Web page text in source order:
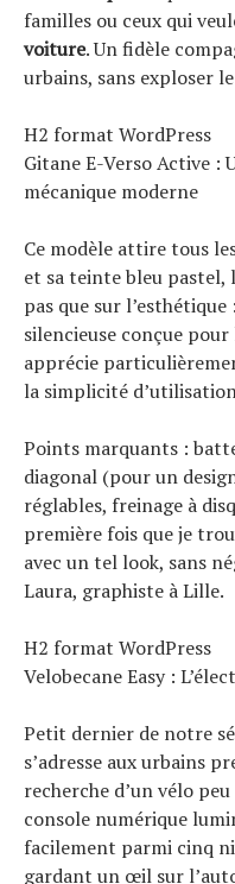
familles ou ceux qui
voiture. Un fidèle
urbains, sans exploser
H2 format WordPress
Gitane E-Verso Active :
mécanique moderne
Ce modèle attire tous
et sa teinte bleu pastel,
pas que sur
silencieuse conçue
apprécie
la simplicité
Points marquants :
diagonal (pour un
réglables, freinage à
première fois que je
avec un tel look, sans
Laura, graphiste à Lille.
H2 format WordPress
Velobecane Easy :
Petit dernier de notre
s’adresse aux urbains
recherche d’un vélo
console numérique
facilement parmi cinq
gardant un œil sur